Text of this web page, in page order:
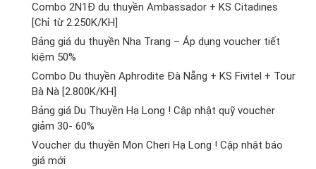
Combo 2N1Đ du thuyền Ambassador + KS Citadines
[Chỉ từ 2.250K/KH]
Bảng giá du thuyền Nha Trang – Áp dụng voucher tiết
kiệm 50%
Combo Du thuyền Aphrodite Đà Nẵng + KS Fivitel + Tour
Bà Nà [2.800K/KH]
Bảng giá Du Thuyền Hạ Long ! Cập nhật quỹ voucher
giảm 30- 60%
Voucher du thuyền Mon Cheri Hạ Long ! Cập nhật báo
giá mới